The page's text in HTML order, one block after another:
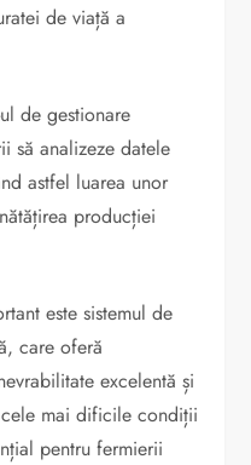
de viață a
de gestionare
să analizeze datele
astfel luarea unor
producției
este sistemul de
care oferă
excelentă și
mai dificile condiții
pentru fermierii